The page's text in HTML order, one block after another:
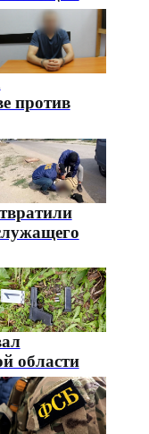
против
области